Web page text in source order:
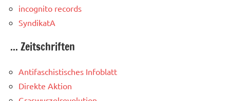
incognito records
SyndikatA
... Zeitschriften
Antifaschistisches Infoblatt
Direkte Aktion